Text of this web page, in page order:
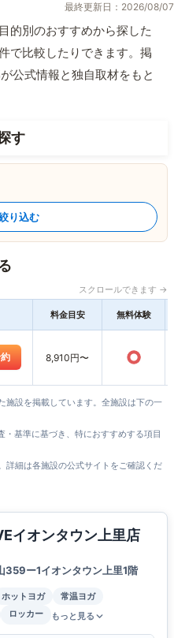
最終更新日：2026/08/07
的別のおすすめから探した
で比較したりできます。掲
公式情報と独自取材をもと
す
り込む
スクロールできます →
料金目安 無料体験
8,910円〜 ○
施設を掲載しています。全施設は下の一
基準に基づき、特におすすめする項目
詳細は各施設の公式サイトをご確認くだ
イオンタウン上里店
359ー1イオンタウン上里1階
ホットヨガ
常温ヨガ
ロッカー もっと見る